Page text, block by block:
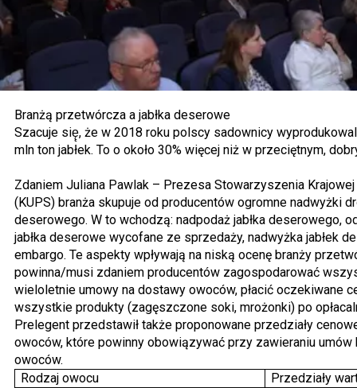
Branżą przetwórcza a jabłka deserowe
Szacuje się̨, że w 2018 roku polscy sadownicy
mln ton jabłek. To o około 30% więcej niż w przeciętnym,
Zdaniem Juliana Pawlak – Prezesa Stowarzyszenia
(KUPS) branża skupuje od producentów ogromne nadwyżki
deserowego. W to wchodzą: nadpodaż jabłka deserowego,
jabłka deserowe wycofane ze sprzedaży, nadwyżka jabłek
embargo. Te aspekty wpływają na niską ocenę branży
powinna/musi zdaniem producentów zagospodarować
wieloletnie umowy na dostawy owoców, płacić oczekiwane
wszystkie produkty (zagęszczone soki, mrożonki) po
Prelegent przedstawił także proponowane przedziały
owoców, które powinny obowiązywać przy zawieraniu
owoców.
Rodzaj owocu
Przedziały